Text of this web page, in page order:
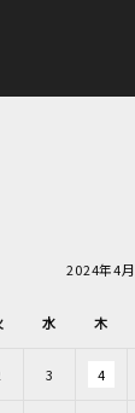
2024年4月
水 木
3 4